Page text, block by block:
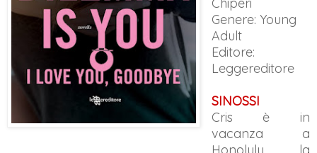
Chiperi
Genere: Young
Adult
Editore:
Leggereditore
SINOSSI
Cris è in
vacanza a